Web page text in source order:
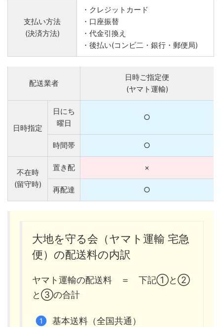
支払い方法
(決済方法)
・クレジットカード
・口座振替
・代金引換え
・後払い(コンビ二・銀行・郵便局)
配送業者
日時ご指定便
(ヤマト運輸)
日時指定
日にち
曜日
○
時間帯 ○
不在時
(留守時)
置き配 ×
再配達 ○
大地を守る会（ヤマト運輸 宅急
便）の配送料の内訳
ヤマト運輸の配送料 ＝ 下記①と②
と③の合計
基本送料（全国共通）